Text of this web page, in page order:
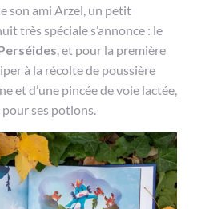
son ami Arzel, un petit
très spéciale s’annonce : le
, et pour la première
à la récolte de poussière
et d’une pincée de voie lactée,
ses potions.